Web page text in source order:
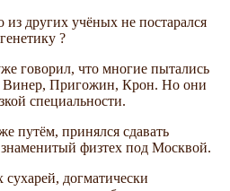
других учёных не постарался
?
говорил, что многие пытались
Винер, Пригожин, Крон. Но они
специальности.
путём, принялся сдавать
физтех под Москвой.
догматически